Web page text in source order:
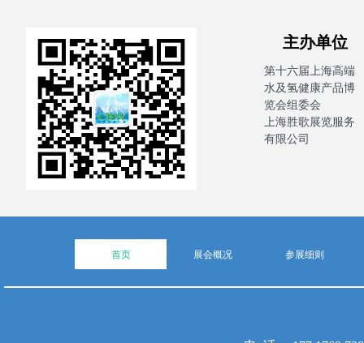
首页 展会概况 参展细则
主办
第十六届上海高端
水及氢健康产品博
览会组委会
上海胜歌展览服务
有限公司